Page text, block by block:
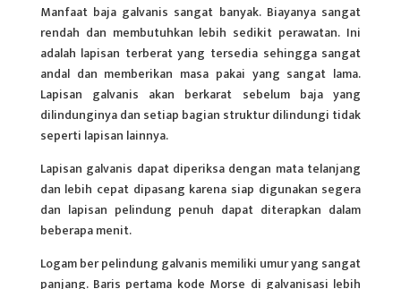
Manfaat baja galvanis sangat banyak. Biayanya sangat
rendah dan membutuhkan lebih sedikit perawatan. Ini
adalah lapisan terberat yang tersedia sehingga sangat
andal dan memberikan masa pakai yang sangat lama.
Lapisan galvanis akan berkarat sebelum baja yang
dilindunginya dan setiap bagian struktur dilindungi tidak
seperti lapisan lainnya.
Lapisan galvanis dapat diperiksa dengan mata telanjang
dan lebih cepat dipasang karena siap digunakan segera
dan lapisan pelindung penuh dapat diterapkan dalam
beberapa menit.
Logam ber pelindung galvanis memiliki umur yang sangat
panjang. Baris pertama kode Morse di galvanisasi lebih